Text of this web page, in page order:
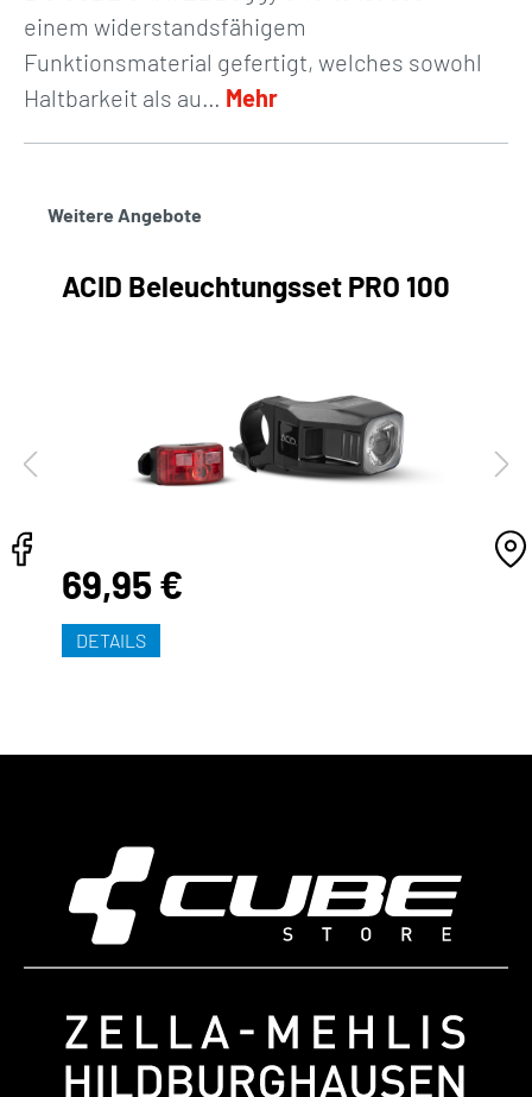
einem widerstandsfähigem
Funktionsmaterial gefertigt, welches sowohl
Haltbarkeit als au… Mehr
Weitere Angebote
ACID Beleuchtungsset PRO 100
69,95 €
DETAILS